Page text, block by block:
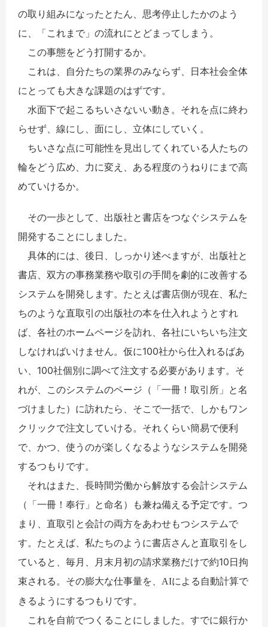
の取り組みになったとたん、思考停止したかのよう
に、「これまで」の流れにとどまってしまう。
この事態をどう打開するか。
これは、自分たちの業界のみならず、日本社会全体
にとっても大きな課題のはずです。
水面下で起こるちいさないい動き。それを点に終わ
らせず、線にし、面にし、立体にしていく。
ちいさな点に可能性を見出してくれている人たちの
輪をどう広め、力に変え、ある程度のうねりにまで高
めていけるか。
その一歩として、出版社と書店をつなぐシステムを
開発することにしました。
具体的には、後日、しっかり述べますが、出版社と
書店、双方の事務業務や取引の手間を劇的に改善する
システムを開発します。たとえば書店側が現在、私た
ちのような直取引の出版社の本を仕入れようとすれ
ば、各社のホームページを訪れ、各社にいちいち注文
しなければいけません。仮に100社から仕入れるばあ
い、100社個別に調べて注文する必要があります。そ
れが、このシステムのページ（「一冊！取引所」と名
づけました）に訪れたら、そこで一括で、しかもワン
クリックで注文していける。それくらい簡易で便利
で、かつ、使うのが楽しくなるようなシステムを開発
するつもりです。
それはまた、長時間労働から解放する会計システム
（「一冊！奉行」と命名）も兼ね備える予定です。つ
まり、直取引と会計の両方をあわせもつシステムで
す。たとえば、私たちのように書店さんと直取引をし
ていると、毎月、月末月初の請求業務だけで約10日拘
束される。その膨大な仕事量を、
AIによる自動計算で
きるようにするつもりです。
これを自前でつくることにしました。すでに銀行か